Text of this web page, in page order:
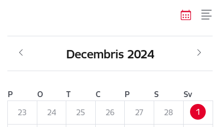
Decembris 2024
P O T C P S
Sv
23
24 25 26 27 28 1